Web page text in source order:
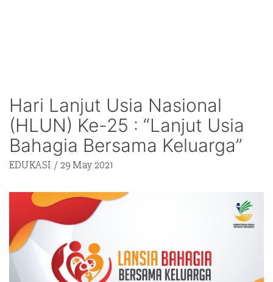
Hari Lanjut Usia Nasional
(HLUN) Ke-25 : “Lanjut Usia
Bahagia Bersama Keluarga”
EDUKASI 29 May 2021